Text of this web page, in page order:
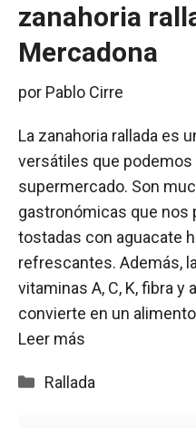
zanahoria
Mercadona
por Pablo Cirre
La zanahoria rallada es
versátiles que podemos
supermercado. Son
gastronómicas que nos
tostadas con aguacate
refrescantes. Además,
vitaminas A, C, K, fibra y
convierte en un
Leer más
Categorías
Rallada